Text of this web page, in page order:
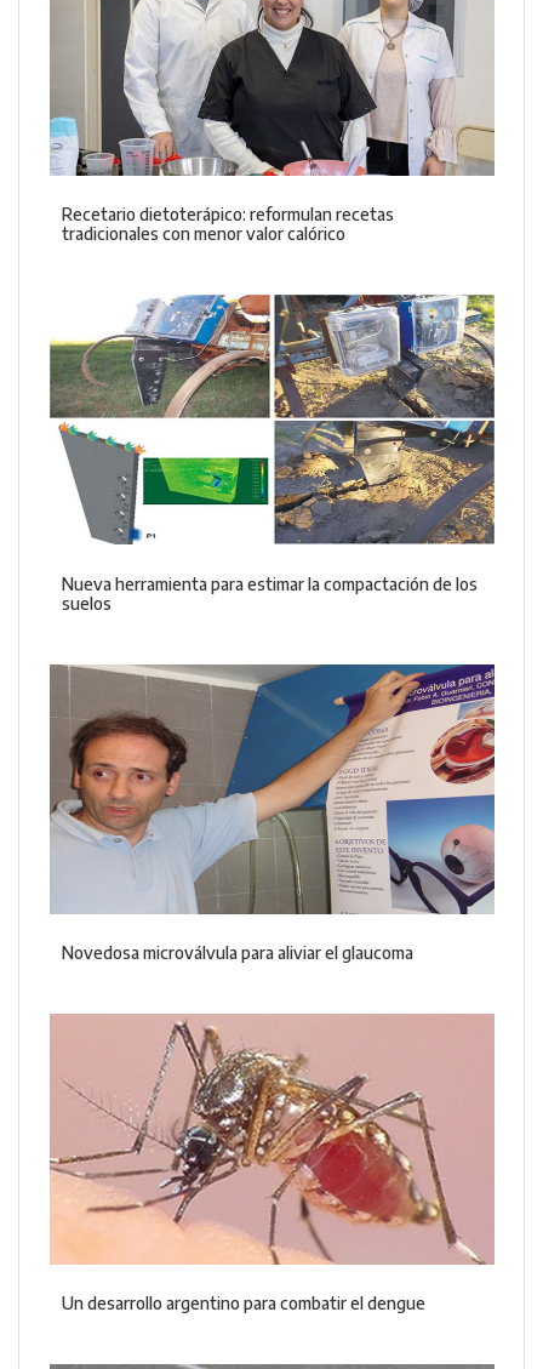
Recetario dietoterápico: reformulan recetas
tradicionales con menor valor calórico
Nueva herramienta para estimar la compactación de los
suelos
Novedosa microválvula para aliviar el glaucoma
Un desarrollo argentino para combatir el dengue